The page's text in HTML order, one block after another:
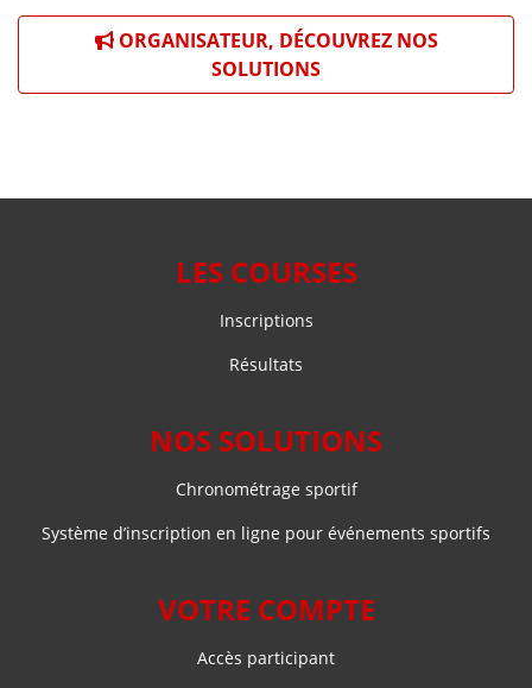
ORGANISATEUR, DÉCOUVREZ NOS
SOLUTIONS
LES COURSES
Inscriptions
Résultats
NOS SOLUTIONS
Chronométrage sportif
Système d’inscription en ligne pour événements sportifs
VOTRE COMPTE
Accès participant